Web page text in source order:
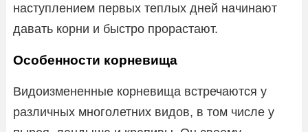
наступлением первых теплых дней начинают
давать корни и быстро прорастают.
Особенности корневища
Видоизмененные корневища встречаются у
различных многолетних видов, в том числе у